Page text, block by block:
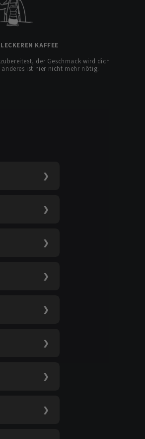
KAFFEE
der Geschmack wird dich
ist hier nicht mehr nötig.